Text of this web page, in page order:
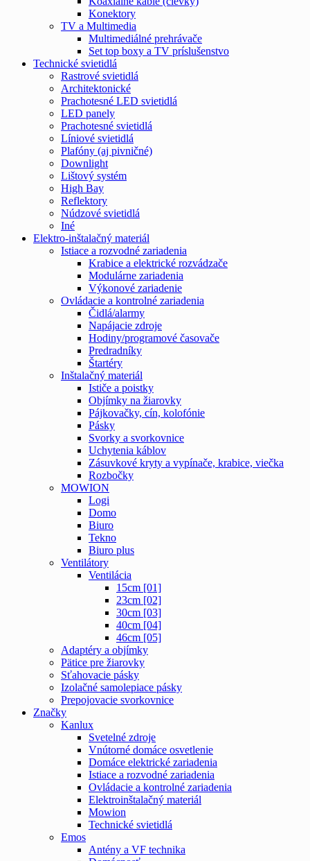
Konektory
TV a Multimedia
Multimediálné prehrávače
Set top boxy a TV príslušenstvo
Technické svietidlá
Rastrové svietidlá
Architektonické
Prachotesné LED svietidlá
LED panely
Prachotesné svietidlá
Líniové svietidlá
Plafóny (aj pivničné)
Downlight
Lištový systém
High Bay
Reflektory
Núdzové svietidlá
Iné
Elektro-inštalačný materiál
Istiace a rozvodné zariadenia
Krabice a elektrické rozvádzače
Modulárne zariadenia
Výkonové zariadenie
Ovládacie a kontrolné zariadenia
Čidlá/alarmy
Napájacie zdroje
Hodiny/programové časovače
Predradníky
Štartéry
Inštalačný materiál
Ističe a poistky
Objímky na žiarovky
Pájkovačky, cín, kolofónie
Pásky
Svorky a svorkovnice
Uchytenia káblov
Zásuvkové kryty a vypínače, krabice, viečka
Rozbočky
MOWION
Logi
Domo
Biuro
Tekno
Biuro plus
Ventilátory
Ventilácia
15cm [01]
23cm [02]
30cm [03]
40cm [04]
46cm [05]
Adaptéry a objímky
Pätice pre žiarovky
Sťahovacie pásky
Izolačné samolepiace pásky
Prepojovacie svorkovnice
Značky
Kanlux
Svetelné zdroje
Vnútorné domáce osvetlenie
Domáce elektrické zariadenia
Istiace a rozvodné zariadenia
Ovládacie a kontrolné zariadenia
Elektroinštalačný materiál
Mowion
Technické svietidlá
Emos
Antény a VF technika